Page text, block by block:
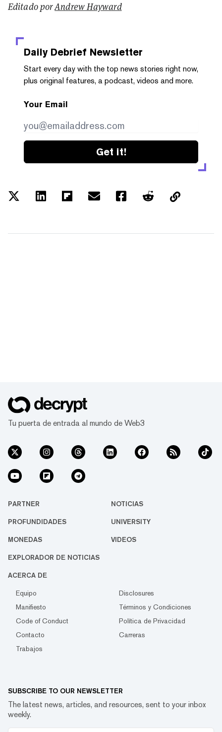
Editado porAndrew Hayward
Daily Debrief Newsletter
Start every day with the top news stories right now,
plus original features, a podcast, videos and more.
Your Email
Get it!
Tu puerta de entrada al mundo de Web3
PARTNER NOTICIAS
PROFUNDIDADES UNIVERSITY
MONEDAS VIDEOS
EXPLORADOR DE NOTICIAS
ACERCA DE
Equipo
Disclosures
Manifiesto
Términos y Condiciones
Code of Conduct
Política de Privacidad
Contacto
Carreras
Trabajos
SUBSCRIBE TO OUR NEWSLETTER
The latest news, articles, and resources, sent to your inbox
weekly.